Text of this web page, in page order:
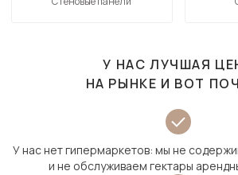
У НАС ЛУЧШАЯ
НА РЫНКЕ И ВОТ
У нас нет гипермаркетов: мы не
и не обслуживаем гектары